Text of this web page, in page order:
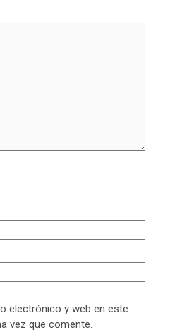
electrónico y web en este
vez que comente.